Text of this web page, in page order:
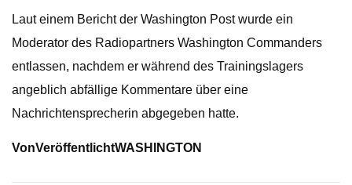
Laut einem Bericht der Washington Post wurde ein
Moderator des Radiopartners Washington Commanders
entlassen, nachdem er während des Trainingslagers
angeblich abfällige Kommentare über eine
Nachrichtensprecherin abgegeben hatte.
VonVeröffentlichtWASHINGTON